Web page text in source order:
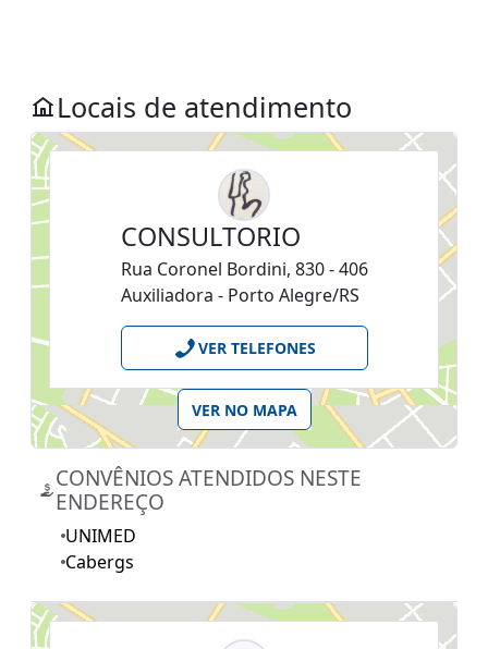
Locais de atendimento
CONSULTORIO
Rua Coronel Bordini, 830 - 406
Auxiliadora - Porto Alegre/RS
VER TELEFONES
VER NO MAPA
CONVÊNIOS ATENDIDOS NESTE
ENDEREÇO
UNIMED
Cabergs